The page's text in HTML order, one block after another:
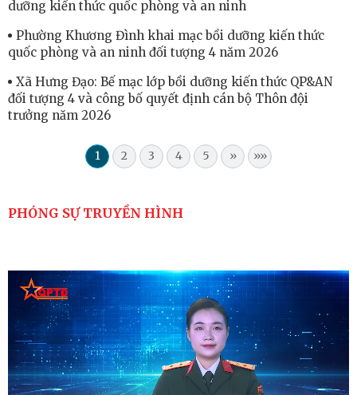
dưỡng kiến thức quốc phòng và an ninh
Phường Khương Đình khai mạc bồi dưỡng kiến thức
quốc phòng và an ninh đối tượng 4 năm 2026
Xã Hưng Đạo: Bế mạc lớp bồi dưỡng kiến thức QP&AN
đối tượng 4 và công bố quyết định cán bộ Thôn đội
trưởng năm 2026
1 2 3 4 5 » »»
PHÓNG SỰ TRUYỀN HÌNH